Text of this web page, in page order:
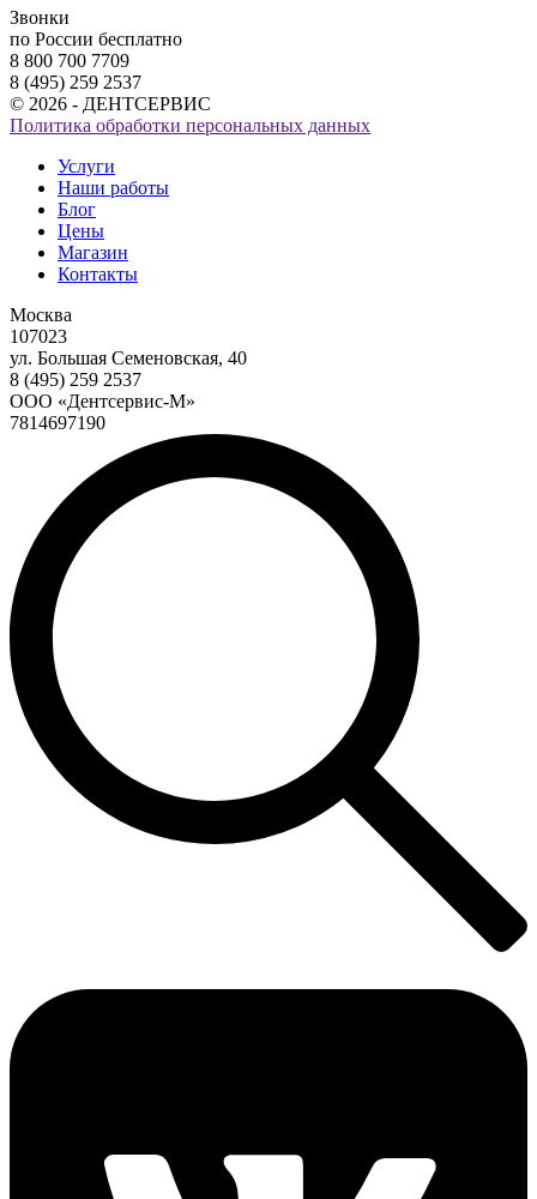
Звонки
по России бесплатно
8 800 700 7709
8 (495) 259 2537
© 2026 - ДЕНТСЕРВИС
Политика обработки персональных данных
Услуги
Наши работы
Блог
Цены
Магазин
Контакты
Москва
107023
ул. Большая Семеновская, 40
8 (495) 259 2537
ООО «Дентсервис-М»
7814697190